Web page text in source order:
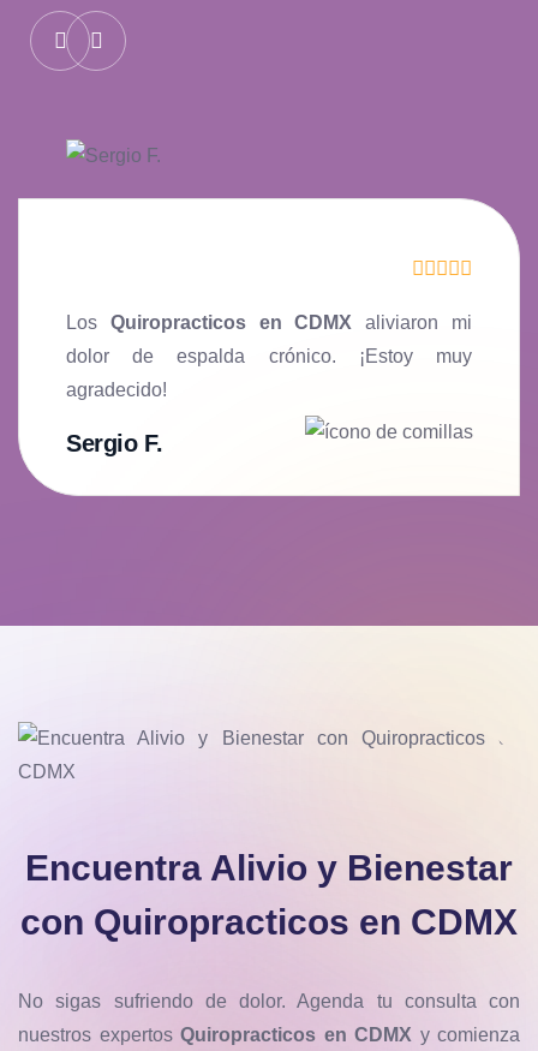
Los Quiropracticos en CDMX aliviaron mi
dolor de espalda crónico. ¡Estoy muy
agradecido!
Sergio F.
Encuentra Alivio y Bienestar
con Quiropracticos en CDMX
No sigas sufriendo de dolor. Agenda tu consulta con
nuestros expertos Quiropracticos en CDMX y comienza